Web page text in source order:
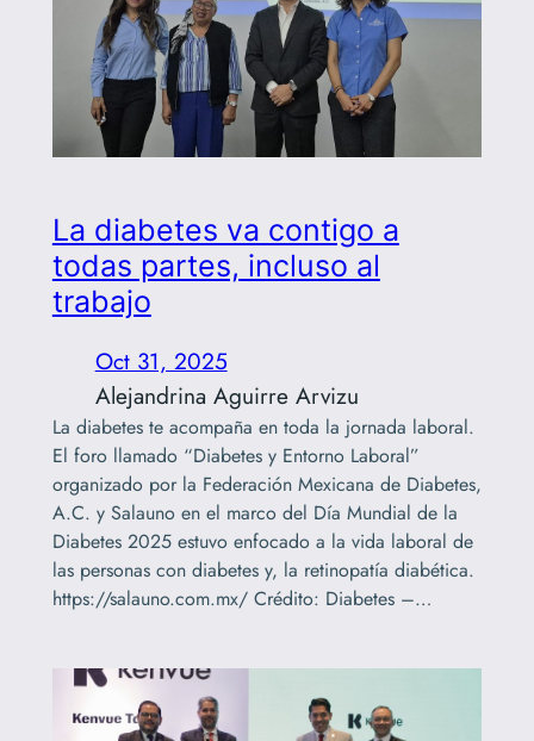
La diabetes va contigo a
todas partes, incluso al
trabajo
Oct 31, 2025
Alejandrina Aguirre Arvizu
La diabetes te acompaña en toda la jornada laboral.
El foro llamado “Diabetes y Entorno Laboral”
organizado por la Federación Mexicana de Diabetes,
A.C. y Salauno en el marco del Día Mundial de la
Diabetes 2025 estuvo enfocado a la vida laboral de
las personas con diabetes y, la retinopatía diabética.
https://salauno.com.mx/ Crédito: Diabetes –…